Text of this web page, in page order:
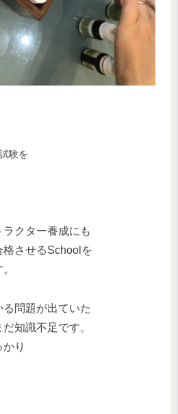
験を
クター養成にも
させるSchoolを
問題が出ていた
知識不足です。
り